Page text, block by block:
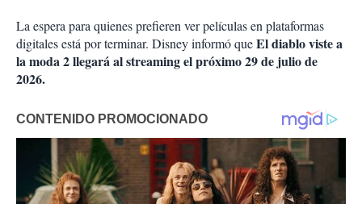
La espera para quienes prefieren ver películas en plataformas
digitales está por terminar. Disney informó queEl diablo viste a
la moda 2 llegará al streaming el próximo 29 de julio de
2026.